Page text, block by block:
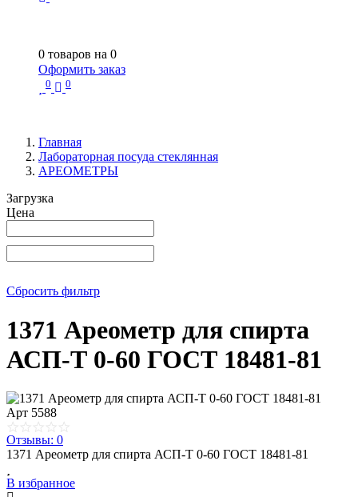
0 товаров на 0
Оформить заказ
0 0
Главная
Лабораторная посуда стеклянная
АРЕОМЕТРЫ
Загрузка
Цена
Сбросить фильтр
1371 Ареометр для спирта
АСП-Т 0-60 ГОСТ 18481-81
Арт 5588
Отзывы: 0
1371 Ареометр для спирта АСП-Т 0-60 ГОСТ 18481-81
В избранное